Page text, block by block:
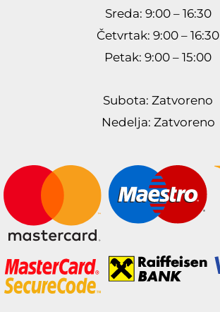
Sreda: 9:00 – 16:30
Četvrtak: 9:00 – 16:30
Petak: 9:00 – 15:00
Subota: Zatvoreno
Nedelja: Zatvoreno